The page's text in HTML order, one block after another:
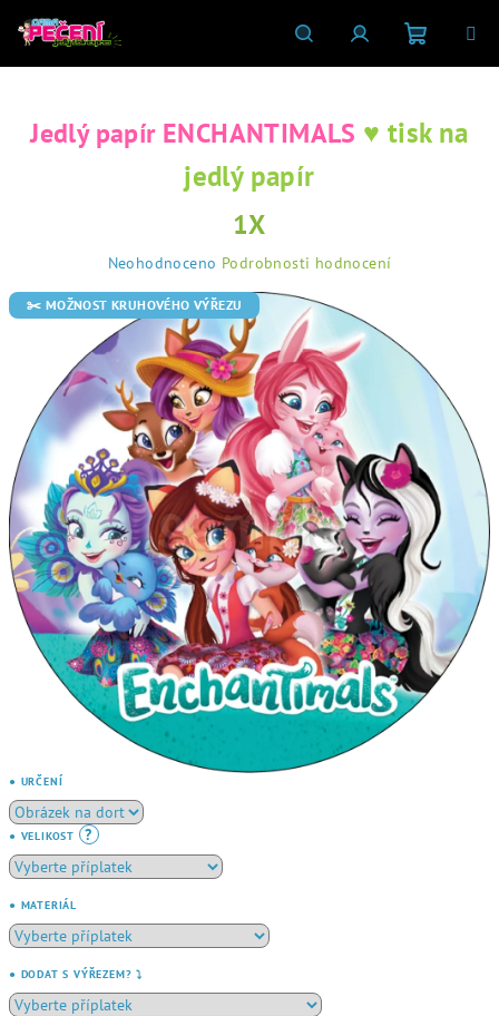
HledatPřihlášeníNákupní
košík
● URČENÍ
● VELIKOST ?
● MATERIÁL
● DODAT S VÝŘEZEM? ⤵️
Jedlý papír ENCHANTIMALS ♥ tisk na
jedlý papír
1X
produktu
hvězdiček.
Neohodnoceno Podrobnosti hodnocení
✂️ MOŽNOST KRUHOVÉHO VÝŘEZU